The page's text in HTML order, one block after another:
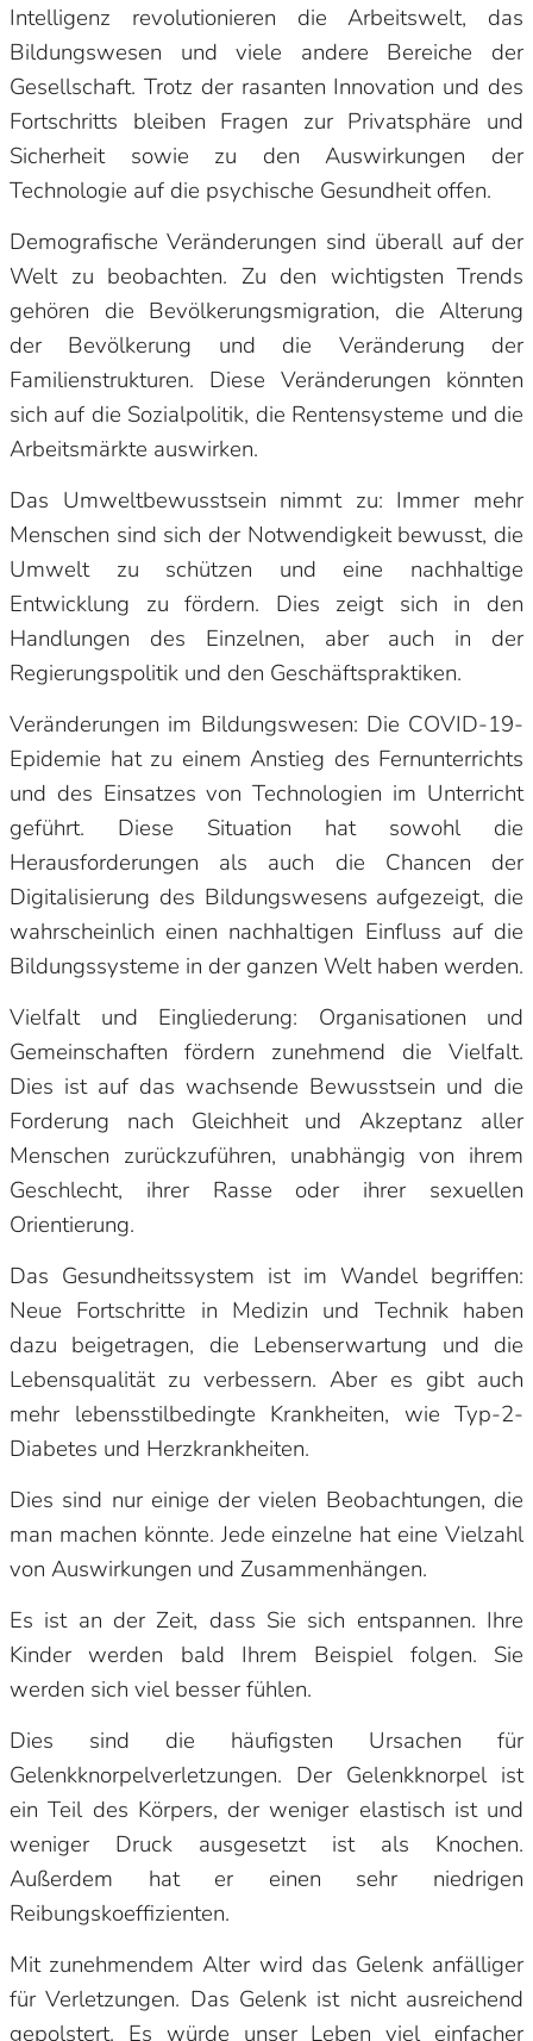
Intelligenz revolutionieren die Arbeitswelt, das
Bildungswesen und viele andere Bereiche der
Gesellschaft. Trotz der rasanten Innovation und des
Fortschritts bleiben Fragen zur Privatsphäre und
Sicherheit sowie zu den Auswirkungen der
Technologie auf die psychische Gesundheit offen.
Demografische Veränderungen sind überall auf der
Welt zu beobachten. Zu den wichtigsten Trends
gehören die Bevölkerungsmigration, die Alterung
der Bevölkerung und die Veränderung der
Familienstrukturen. Diese Veränderungen könnten
sich auf die Sozialpolitik, die Rentensysteme und die
Arbeitsmärkte auswirken.
Das Umweltbewusstsein nimmt zu: Immer mehr
Menschen sind sich der Notwendigkeit bewusst, die
Umwelt zu schützen und eine nachhaltige
Entwicklung zu fördern. Dies zeigt sich in den
Handlungen des Einzelnen, aber auch in der
Regierungspolitik und den Geschäftspraktiken.
Veränderungen im Bildungswesen: Die COVID-19-
Epidemie hat zu einem Anstieg des Fernunterrichts
und des Einsatzes von Technologien im Unterricht
geführt. Diese Situation hat sowohl die
Herausforderungen als auch die Chancen der
Digitalisierung des Bildungswesens aufgezeigt, die
wahrscheinlich einen nachhaltigen Einfluss auf die
Bildungssysteme in der ganzen Welt haben werden.
Vielfalt und Eingliederung: Organisationen und
Gemeinschaften fördern zunehmend die Vielfalt.
Dies ist auf das wachsende Bewusstsein und die
Forderung nach Gleichheit und Akzeptanz aller
Menschen zurückzuführen, unabhängig von ihrem
Geschlecht, ihrer Rasse oder ihrer sexuellen
Orientierung.
Das Gesundheitssystem ist im Wandel begriffen:
Neue Fortschritte in Medizin und Technik haben
dazu beigetragen, die Lebenserwartung und die
Lebensqualität zu verbessern. Aber es gibt auch
mehr lebensstilbedingte Krankheiten, wie Typ-2-
Diabetes und Herzkrankheiten.
Dies sind nur einige der vielen Beobachtungen, die
man machen könnte. Jede einzelne hat eine Vielzahl
von Auswirkungen und Zusammenhängen.
Es ist an der Zeit, dass Sie sich entspannen. Ihre
Kinder werden bald Ihrem Beispiel folgen. Sie
werden sich viel besser fühlen.
Dies sind die häufigsten Ursachen für
Gelenkknorpelverletzungen. Der Gelenkknorpel ist
ein Teil des Körpers, der weniger elastisch ist und
weniger Druck ausgesetzt ist als Knochen.
Außerdem hat er einen sehr niedrigen
Reibungskoeffizienten.
Mit zunehmendem Alter wird das Gelenk anfälliger
für Verletzungen. Das Gelenk ist nicht ausreichend
gepolstert. Es würde unser Leben viel einfacher